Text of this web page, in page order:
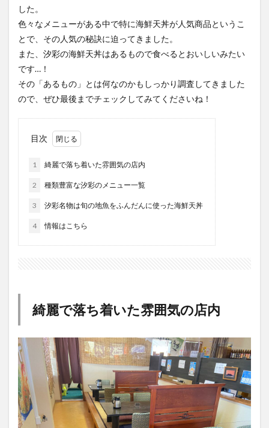
した。
色々なメニューがある中で特に海鮮天丼が人気商品というこ
とで、その人気の秘訣に迫ってきました。
また、汐彩の海鮮天丼はあるもので食べるとおいしいみたい
です…！
その「あるもの」とは何なのかもしっかり調査してきました
ので、ぜひ最後までチェックしてみてくださいね！
目次
1 綺麗で落ち着いた雰囲気の店内
2 種類豊富な汐彩のメニュー一覧
3 汐彩名物は旬の地魚をふんだんに使った海鮮天丼
4 情報はこちら
綺麗で落ち着いた雰囲気の店内
フルーツ
ヘルシー
ペスカトーレ
ペット
ホーバークラフト
ミヤマキリシマ
ラバーダック
リンクスクエア
レトロ
レンタサイクル
中央町
中津市 中華料理 九重町
佐伯市
佐伯市ランチ 佐賀関
体験レポ
保護猫
別府
古物
和食
国東市
地獄めぐり 城島高原パーク
壁画
夏祭り
外貨両替機
大分みなと祭り
大分グルメ
大分三好ヴァイセアドラー
大分市
大分市美術館
宇佐市
居酒屋 屋台
平和市民公園能楽堂
庄内町カフェ
府内 投票 挾間町
新幹線
新店
日出 日出町 日田市
昆虫食
明豊
書店 期間限定 本
杵築市
津久見市
海開き 温泉 湧水
湯布院
滝
炭火焼き 焼き菓子
犬
玖珠郡
由布市 由布院 甲子園
石仏